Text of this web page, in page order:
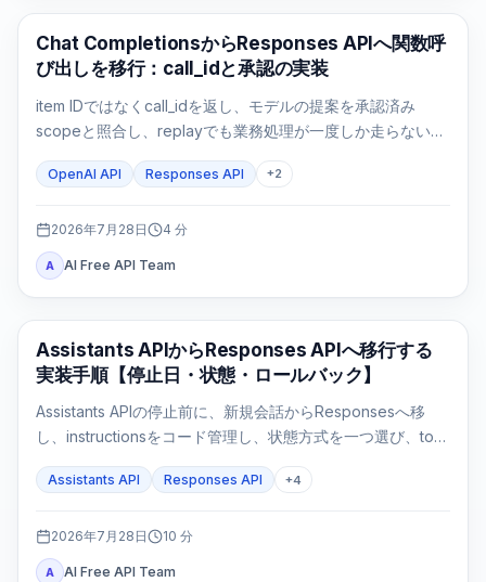
APIガイド
Chat CompletionsからResponses APIへ関数呼
び出しを移行：call_idと承認の実装
item IDではなくcall_idを返し、モデルの提案を承認済み
scopeと照合し、replayでも業務処理が一度しか走らないこ
OpenAI API Responses API +2
2026年7月28日 4 分
A AI Free API Team
APIガイド
Assistants APIからResponses APIへ移行する
実装手順【停止日・状態・ロールバック】
Assistants APIの停止前に、新規会話からResponsesへ移
し、instructionsをコード管理し、状態方式を一つ選び、tool
loopとFile Searchを実測してからfeature flagで切り替えま
す。
Assistants API Responses API +4
2026年7月28日 10 分
A AI Free API Team